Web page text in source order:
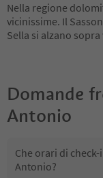
Nella regione
vicinissime. Il
Sella si alzano
Domande
Antonio
Che orari di
Antonio?